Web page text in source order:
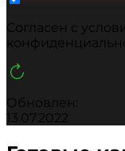
Cогласен с
Обновлен:
13.07.2022